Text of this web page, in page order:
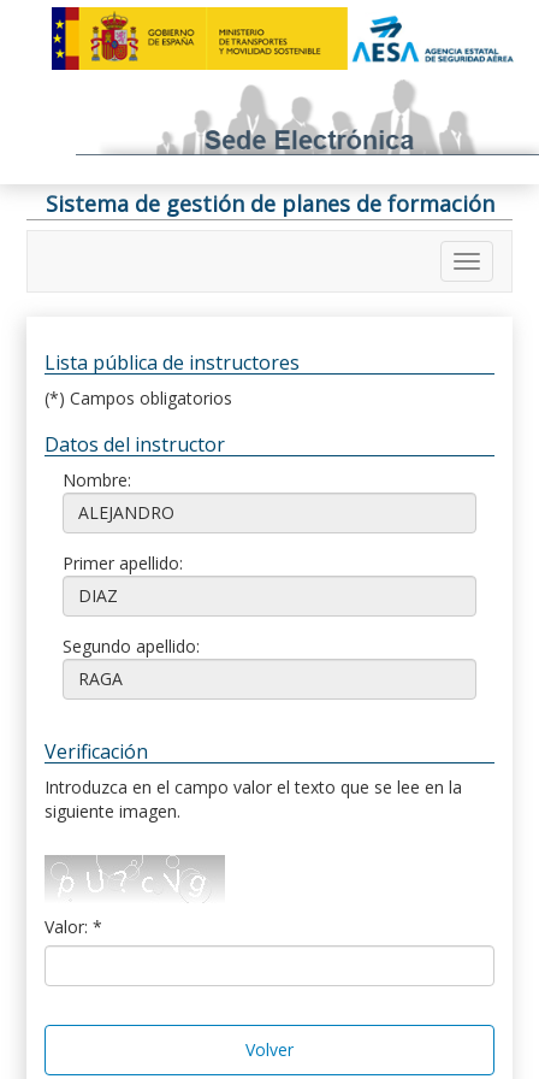
Sistema de gestión de planes de formación
Lista pública de instructores
(*) Campos obligatorios
Datos del instructor
Nombre:
Primer apellido:
Segundo apellido:
Verificación
Introduzca en el campo valor el texto que se lee en la
siguiente imagen.
Valor: *
Volver